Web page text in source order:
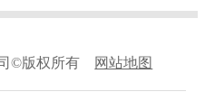
©版权所有 网站地图